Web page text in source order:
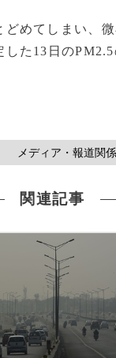
めてしまい、
た13日の
メディア・報道関
関連記事